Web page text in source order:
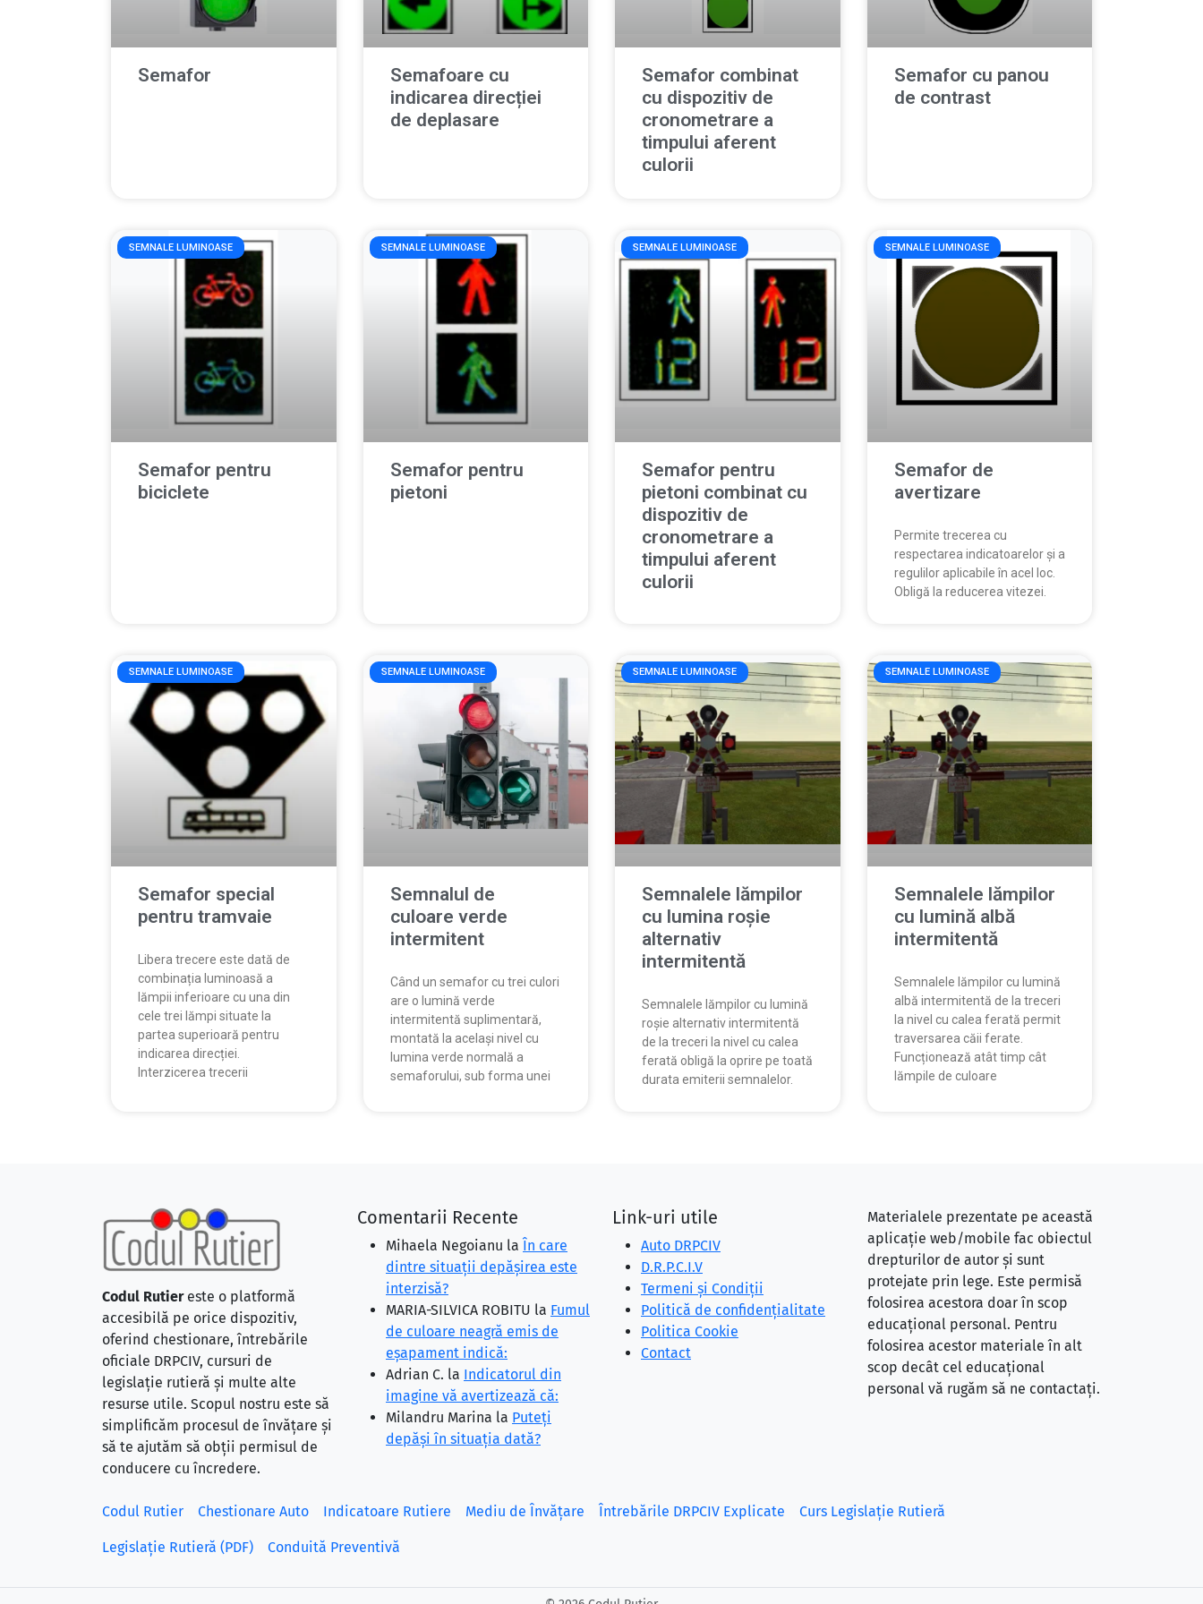
Semafor
Semafoare cu
indicarea direcției
de deplasare
Semafor combinat
cu dispozitiv de
cronometrare a
timpului aferent
culorii
Semafor cu panou
de contrast
SEMNALE LUMINOASE
Semafor pentru
biciclete
SEMNALE LUMINOASE
Semafor pentru
pietoni
SEMNALE LUMINOASE
Semafor pentru
pietoni combinat cu
dispozitiv de
cronometrare a
timpului aferent
culorii
SEMNALE LUMINOASE
Semafor de
avertizare
Permite trecerea cu
respectarea indicatoarelor și a
regulilor aplicabile în acel loc.
Obligă la reducerea vitezei.
SEMNALE LUMINOASE
Semafor special
pentru tramvaie
Libera trecere este dată de
combinația luminoasă a
lămpii inferioare cu una din
cele trei lămpi situate la
partea superioară pentru
indicarea direcției.
Interzicerea trecerii
SEMNALE LUMINOASE
Semnalul de
culoare verde
intermitent
Când un semafor cu trei culori
are o lumină verde
intermitentă suplimentară,
montată la acelaşi nivel cu
lumina verde normală a
semaforului, sub forma unei
SEMNALE LUMINOASE
Semnalele lămpilor
cu lumina roșie
alternativ
intermitentă
Semnalele lămpilor cu lumină
roșie alternativ intermitentă
de la treceri la nivel cu calea
ferată obligă la oprire pe toată
durata emiterii semnalelor.
SEMNALE LUMINOASE
Semnalele lămpilor
cu lumină albă
intermitentă
Semnalele lămpilor cu lumină
albă intermitentă de la treceri
la nivel cu calea ferată permit
traversarea căii ferate.
Funcționează atât timp cât
lămpile de culoare
Codul Rutiereste o platformă
accesibilă pe orice dispozitiv,
oferind chestionare, întrebările
oficiale DRPCIV, cursuri de
legislație rutieră și multe alte
resurse utile. Scopul nostru este să
simplificăm procesul de învățare și
să te ajutăm să obții permisul de
conducere cu încredere.
Comentarii Recente
Mihaela Negoianu la În care
dintre situaţii depăşirea este
interzisă?
MARIA-SILVICA ROBITU la Fumul
de culoare neagră emis de
eşapament indică:
Adrian C. la Indicatorul din
imagine vă avertizează că:
Milandru Marina la Puteţi
depăşi în situaţia dată?
Link-uri utile
Auto DRPCIV
D.R.P.C.I.V
Termeni și Condiții
Politică de confidențialitate
Politica Cookie
Contact
Materialele prezentate pe această
aplicație web/mobile fac obiectul
drepturilor de autor și sunt
protejate prin lege. Este permisă
folosirea acestora doar în scop
educațional personal. Pentru
folosirea acestor materiale în alt
scop decât cel educațional
personal vă rugăm să ne contactați.
Codul Rutier Chestionare Auto Indicatoare Rutiere Mediu de Învățare Întrebările DRPCIV Explicate Curs Legislație Rutieră
Legislație Rutieră (PDF) Conduită Preventivă